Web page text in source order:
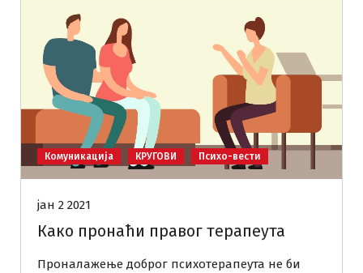
Комуникација КРУГОВИ Психо-вести
јан 2 2021
Како пронаћи правог терапеута
Проналажење доброг психотерапеута не би